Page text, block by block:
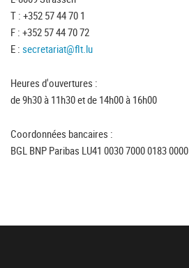
T : +352 57 44 70 1
F : +352 57 44 70 72
E : secretariat@flt.lu
Heures d'ouvertures :
de 9h30 à 11h30 et de 14h00 à 16h00
Coordonnées bancaires :
BGL BNP Paribas LU41 0030 7000 0183 0000